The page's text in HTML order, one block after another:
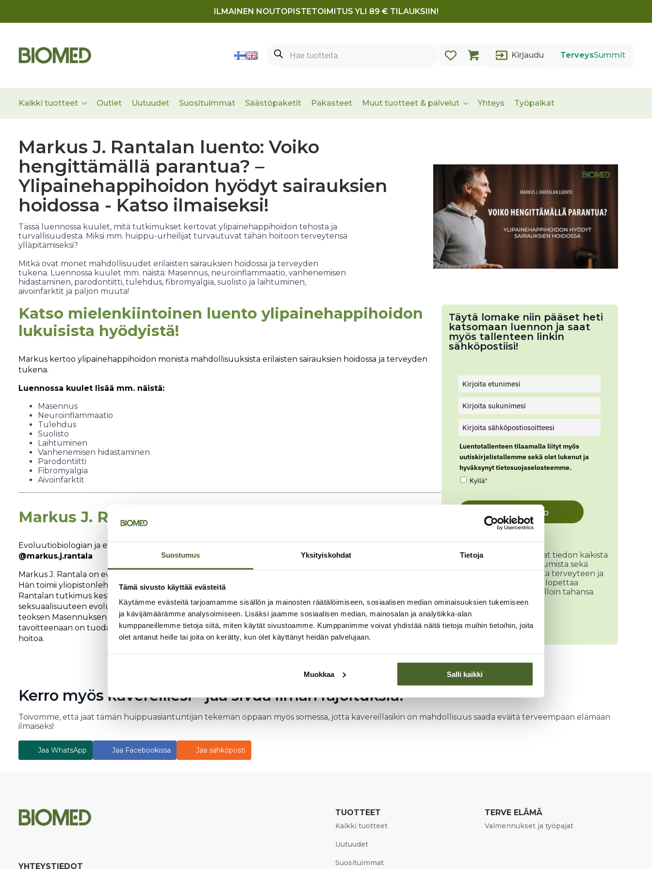
Suostumus Yksityiskohdat Tietoja
Tämä sivusto käyttää evästeitä
Käytämme evästeitä tarjoamamme sisällön ja mainosten räätälöimiseen, sosiaalisen median ominaisuuksien tukemiseen
ja kävijämäärämme analysoimiseen. Lisäksi jaamme sosiaalisen median, mainosalan ja analytiikka-alan
kumppaneillemme tietoja siitä, miten käytät sivustoamme. Kumppanimme voivat yhdistää näitä tietoja muihin tietoihin, joita
olet antanut heille tai joita on kerätty, kun olet käyttänyt heidän palvelujaan.
Muokkaa Salli kaikki
ILMAINEN NOUTOPISTETOIMITUS YLI 89 € TILAUKSIIN!
search
Kirjaudu TerveysSummit
Kaikki tuotteet Outlet Uutuudet Suosituimmat Säästöpaketit Pakasteet Muut tuotteet & palvelut Yhteys Työpaikat
Markus J. Rantalan luento: Voiko
hengittämällä parantua? –
Ylipainehappihoidon hyödyt sairauksien
hoidossa - Katso ilmaiseksi!
Tässä luennossa kuulet, mitä tutkimukset kertovat ylipainehappihoidon tehosta ja
turvallisuudesta. Miksi mm. huippu-urheilijat turvautuvat tähän hoitoon terveytensä
ylläpitämiseksi?
Mitkä ovat monet mahdollisuudet erilaisten sairauksien hoidossa ja terveyden
tukena. Luennossa kuulet mm. näistä: Masennus, neuroinflammaatio, vanhenemisen
hidastaminen, parodontiitti, tulehdus, fibromyalgia, suolisto ja laihtuminen,
aivoinfarktit ja paljon muuta!
Katso mielenkiintoinen luento ylipainehappihoidon
lukuisista hyödyistä!
Markus kertoo ylipainehappihoidon monista mahdollisuuksista erilaisten sairauksien hoidossa ja terveyden
tukena.
Luennossa kuulet lisää mm. näistä:
Masennus
Neuroinflammaatio
Tulehdus
Suolisto
Laihtuminen
Vanhenemisen hidastaminen
Parodontiitti
Fibromyalgia
Aivoinfarktit
Markus J. Rantala
Evoluutiobiologian ja evoluutiopsykologian dosentti
@markus.j.rantala
Markus J. Rantala on evoluutiobiologian, evoluutiopsykologian sekä ekologian ja ympäristönhoidon dosentti.
Hän toimii yliopistonlehtorina Turun yliopistossa ja vastaa evoluutiopsykologian sivuainekokonaisuudesta.
Rantalan tutkimus keskittyy muun muassa mielenterveyshäiriöihin, parinmuodostukseen ja
seksuaalisuuteen evoluution näkökulmasta. Hän on julkaissut yli 200 tieteellistä artikkelia ja kirjoittanut
teoksen Masennuksen Biologia (2019), jossa tarkastellaan masennusta evoluutiopsykologian valossa. Hänen
tavoitteenaan on tuoda evoluutiobiologian ja -psykologian näkemyksiä osaksi yksilöllisempää lääketieteellistä
hoitoa.
Täytä lomake niin pääset heti
katsomaan luennon ja saat
myös tallenteen linkin
sähköpostiisi!
Luentotallenteen tilaamalla liityt myös
uutiskirjelistallemme sekä olet lukenut ja
hyväksynyt tietosuojaselosteemme.
Kyllä*
Katso luento
*Uutiskirjeen tilaajana saat tiedon kaikista
eduista, tulevista tapahtumista sekä
mielenkiintoista lukemista terveyteen ja
hyvinvointiin liittyen! Voit lopettaa
uutiskirjeen tilauksen milloin tahansa.
Kerro myös kavereillesi - jaa sivua ilman rajoituksia!
Toivomme, että jaat tämän huippuasiantuntijan tekemän oppaan myös somessa, jotta kavereillasikin on mahdollisuus saada eväitä terveempään elämään
ilmaiseks!
Jaa WhatsApp Jaa Facebookissa Jaa sähköposti
YHTEYSTIEDOT
TUOTTEET
Kaikki tuotteet
Uutuudet
Suosituimmat
TERVE ELÄMÄ
Valmennukset ja työpajat